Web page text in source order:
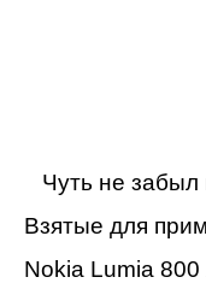
Чуть не забыл
Взятые для
Nokia Lumia